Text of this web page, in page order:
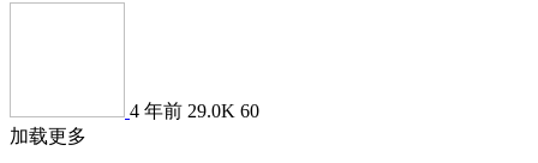
4 年前 29.0K 60
加载更多